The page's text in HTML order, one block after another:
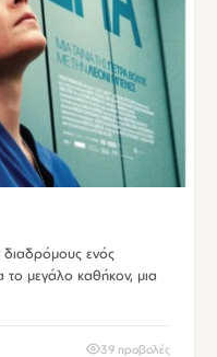
ενός
το μεγάλο καθήκον, μια
39 προβολές